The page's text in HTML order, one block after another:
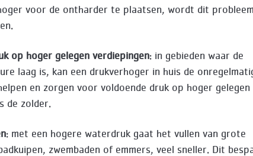
voor de ontharder te plaatsen, wordt dit probleem
op hoger gelegen verdiepingen: in gebieden waar de
laag is, kan een drukverhoger in huis de
en zorgen voor voldoende druk op hoger gelegen
de zolder.
: met een hogere waterdruk gaat het vullen van grote
zwembaden of emmers, veel sneller. Dit